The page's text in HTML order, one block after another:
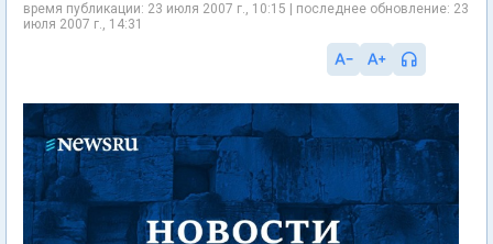
время публикации: 23 июля 2007 г., 10:15 | последнее обновление: 23
июля 2007 г., 14:31